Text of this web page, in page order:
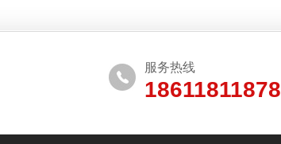
服务热线
18611811878